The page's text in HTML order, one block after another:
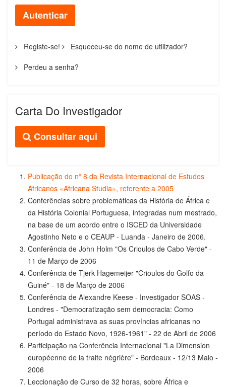
Autenticar
Registe-se! Esqueceu-se do nome de utilizador?
Perdeu a senha?
Carta Do Investigador
Consultar aqui
Publicação do nº 8 da Revista Internacional de Estudos
Africanos «Africana Studia», referente a 2005
Conferências sobre problemáticas da História de África e
da História Colonial Portuguesa, integradas num mestrado,
na base de um acordo entre o ISCED da Universidade
Agostinho Neto e o CEAUP - Luanda - Janeiro de 2006.
Conferência de John Holm "Os Crioulos de Cabo Verde" -
11 de Março de 2006
Conferência de Tjerk Hagemeijer "Crioulos do Golfo da
Guiné" - 18 de Março de 2006
Conferência de Alexandre Keese - Investigador SOAS -
Londres - "Democratização sem democracia: Como
Portugal administrava as suas províncias africanas no
período do Estado Novo, 1926-1961" - 22 de Abril de 2006
Participação na Conferência Internacional "La Dimension
européenne de la traite négrière" - Bordeaux - 12/13 Maio -
2006
Leccionação de Curso de 32 horas, sobre África e